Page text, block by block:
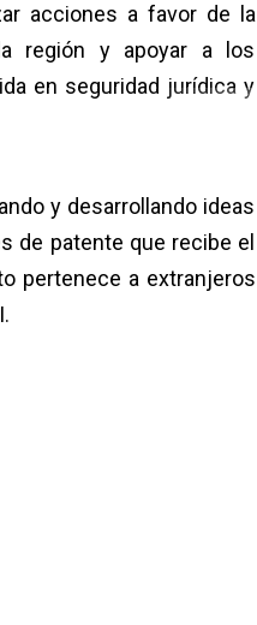
acciones a favor de la
región y apoyar a los
en seguridad jurídica y
y desarrollando ideas
de patente que recibe el
pertenece a extranjeros